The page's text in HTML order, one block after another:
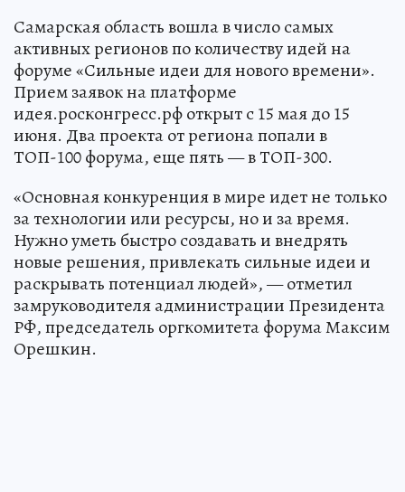
Самарская область вошла в число самых
активных регионов по количеству идей на
форуме «Сильные идеи для нового времени».
Прием заявок на платформе
идея.росконгресс.рф открыт с 15 мая до 15
июня. Два проекта от региона попали в
ТОП-100 форума, еще пять — в ТОП-300.
«Основная конкуренция в мире идет не только
за технологии или ресурсы, но и за время.
Нужно уметь быстро создавать и внедрять
новые решения, привлекать сильные идеи и
раскрывать потенциал людей», — отметил
замруководителя администрации Президента
РФ, председатель оргкомитета форума Максим
Орешкин.